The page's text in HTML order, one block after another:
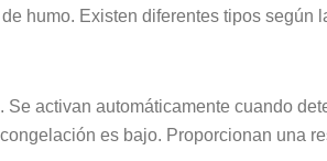
humo. Existen diferentes tipos según
activan automáticamente cuando
es bajo. Proporcionan una